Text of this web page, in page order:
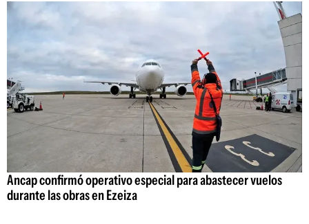
Ancap confirmó operativo especial para abastecer vuelos
durante las obras en Ezeiza